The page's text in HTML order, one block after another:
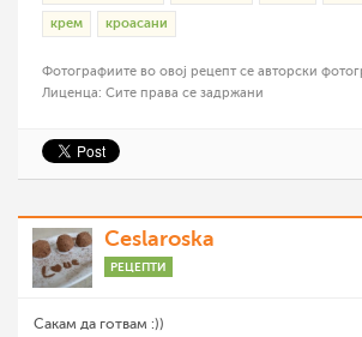
крем кроасани
Фотографиите во овој рецепт се авторски
Лиценца: Сите права се задржани
Ceslaroska
РЕЦЕПТИ
Сакам да готвам :))